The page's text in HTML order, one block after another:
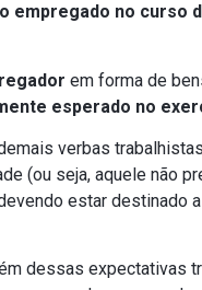
empregado no curso
em forma de
esperado no
verbas
(ou seja, aquele não
estar destinado
dessas expectativas